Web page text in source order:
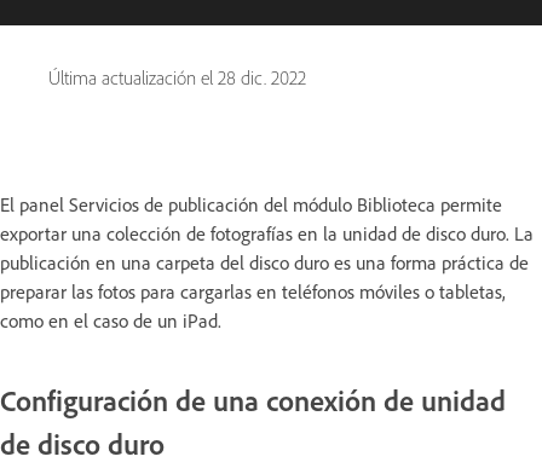
Última actualización el 28 dic. 2022
El panel Servicios de publicación del módulo Biblioteca permite
exportar una colección de fotografías en la unidad de disco duro. La
publicación en una carpeta del disco duro es una forma práctica de
preparar las fotos para cargarlas en teléfonos móviles o tabletas,
como en el caso de un iPad.
Configuración de una conexión de unidad
de disco duro